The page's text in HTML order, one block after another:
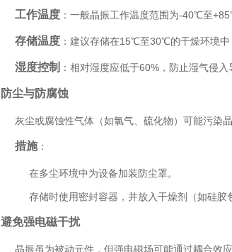
工作温度 ：一般晶振工作温度范围为-40℃至
存储温度 ：建议存储在15℃至30℃的干燥环境中
湿度控制 ：相对湿度应低于60%，防止湿气侵入
防尘与防腐蚀
灰尘或腐蚀性气体（如氯气、硫化物）可能污染
措施：
在多尘环境中为设备加装防尘罩。
存储时使用密封容器，并放入干燥剂（如硅胶
避免强电磁干扰
晶振虽为被动元件，但强电磁场可能通过耦合效